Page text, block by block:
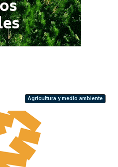
Agricultura y medio ambiente